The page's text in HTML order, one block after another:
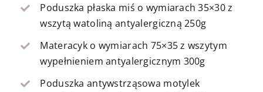
Poduszka płaska miś o wymiarach 35×30 z
wszytą watoliną antyalergiczną 250g
Materacyk o wymiarach 75×35 z wszytym
wypełnieniem antyalergicznym 300g
Poduszka antywstrząsowa motylek